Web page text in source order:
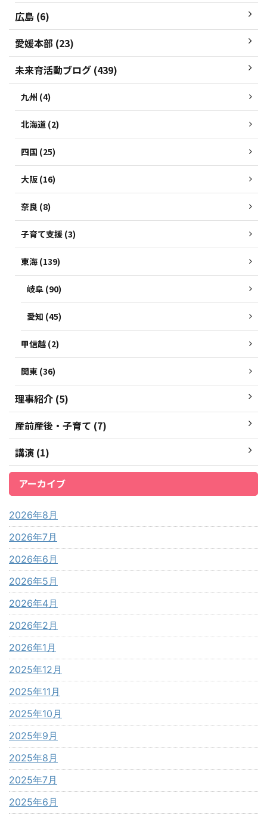
広島 (6)
愛媛本部 (23)
未来育活動ブログ (439)
九州 (4)
北海道 (2)
四国 (25)
大阪 (16)
奈良 (8)
子育て支援 (3)
東海 (139)
岐阜 (90)
愛知 (45)
甲信越 (2)
関東 (36)
理事紹介 (5)
産前産後・子育て (7)
講演 (1)
アーカイブ
2026年8月
2026年7月
2026年6月
2026年5月
2026年4月
2026年2月
2026年1月
2025年12月
2025年11月
2025年10月
2025年9月
2025年8月
2025年7月
2025年6月